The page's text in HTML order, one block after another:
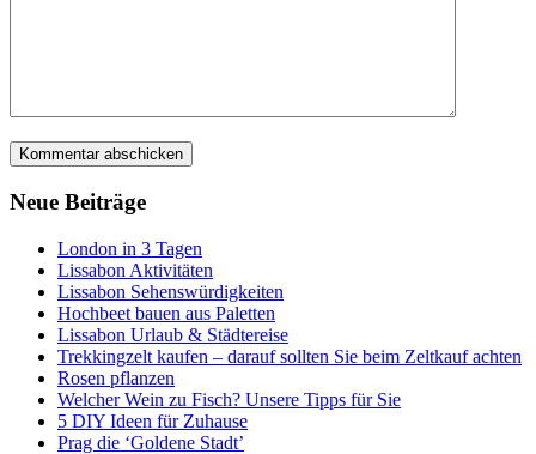
Neue Beiträge
London in 3 Tagen
Lissabon Aktivitäten
Lissabon Sehenswürdigkeiten
Hochbeet bauen aus Paletten
Lissabon Urlaub & Städtereise
Trekkingzelt kaufen – darauf sollten Sie beim Zeltkauf achten
Rosen pflanzen
Welcher Wein zu Fisch? Unsere Tipps für Sie
5 DIY Ideen für Zuhause
Prag die ‘Goldene Stadt’